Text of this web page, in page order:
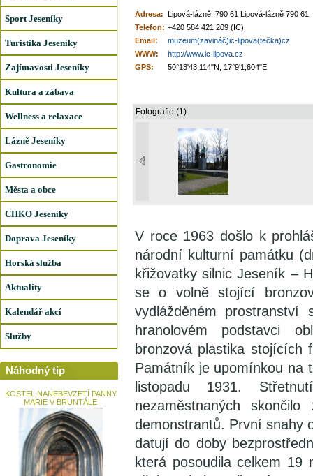
Sport Jeseníky
Turistika Jeseníky
Zajímavosti Jeseníky
Kultura a zábava
Wellness a relaxace
Lázně Jeseníky
Gastronomie
Města a obce
CHKO Jeseníky
Doprava Jeseníky
Horská služba
Aktuality
Kalendář akcí
Služby
Náhodný tip
KOSTEL NANEBEVZETÍ PANNY
MARIE V BRUNTÁLE
Adresa: Lipová-lázně, 790 61 Lipová-lázně 790 61
Telefon: +420 584 421 209 (IC)
Email:
muzeum(zavináč)ic-lipova(tečka)cz
WWW:
http://www.ic-lipova.cz
GPS:
50°13'43,114"N, 17°9'1,604"E
Fotografie (1)
V roce 1963 došlo k
národní kulturní památku
křižovatky silnic Jeseník –
se o volně stojící
vydlážděném
hranolovém podstavci
bronzová plastika stojících
Památník je upomínkou na
listopadu 1931.
nezaměstnaných
demonstrantů. První snahy
datují do doby
která posoudila celkem 19